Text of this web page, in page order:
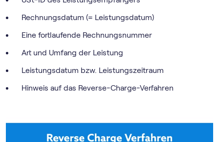
Rechnungsdatum (= Leistungsdatum)
Eine fortlaufende Rechnungsnummer
Art und Umfang der Leistung
Leistungsdatum bzw. Leistungszeitraum
Hinweis auf das Reverse-Charge-Verfahren